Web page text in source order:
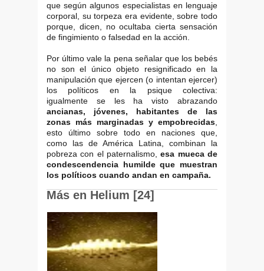
que según algunos especialistas en lenguaje
corporal, su torpeza era evidente, sobre todo
porque, dicen, no ocultaba cierta sensación
de fingimiento o falsedad en la acción.
Por último vale la pena señalar que los bebés
no son el único objeto resignificado en la
manipulación que ejercen (o intentan ejercer)
los políticos en la psique colectiva:
igualmente se les ha visto abrazando
ancianas, jóvenes, habitantes de las
zonas más marginadas y empobrecidas
esto último sobre todo en naciones que,
como las de América Latina, combinan la
pobreza con el paternalismo, esa mueca de
condescendencia humilde que muestran
los políticos cuando andan en campaña.
Más en Helium [24]